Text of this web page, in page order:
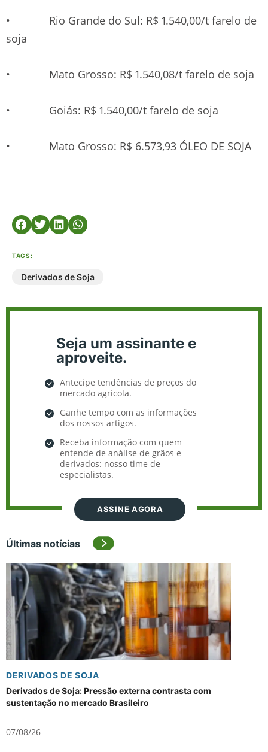
• Rio Grande do Sul: R$ 1.540,00/t farelo de
soja
• Mato Grosso: R$ 1.540,08/t farelo de soja
• Goiás: R$ 1.540,00/t farelo de soja
• Mato Grosso: R$ 6.573,93 ÓLEO DE SOJA
TAGS:
Derivados de Soja
Seja um assinante e
aproveite.
Antecipe tendências de preços do
mercado agrícola.
Ganhe tempo com as informações
dos nossos artigos.
Receba informação com quem
entende de análise de grãos e
derivados: nosso time de
especialistas.
ASSINE AGORA
Últimas notícias
DERIVADOS DE SOJA
Derivados de Soja: Pressão externa contrasta com
sustentação no mercado Brasileiro
07/08/26